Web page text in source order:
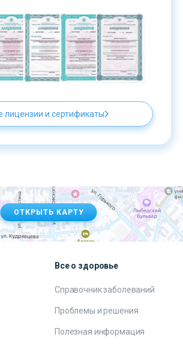
лицензии и сертификаты
ОТКРЫТЬ КАРТУ
Все о здоровье
Справочник заболеваний
Проблемы и решения
Полезная информация